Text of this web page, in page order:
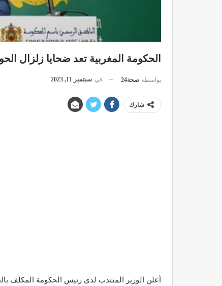
الحكومة المغربية تعد ضحايا زلزال
بواسطة صحة24 في سبتمبر 11, 2023
شارك
أعلن الوزير المنتدب لدى رئيس الحكومة المكلف